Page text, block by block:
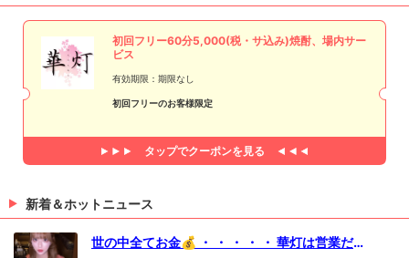
初回フリー60分5,000(税・サ込み)焼酎、場内サー
ビス
有効期限：期限なし
初回フリーのお客様限定
タップでクーポンを見る
新着＆ホットニュース
世の中全てお金💰 ・ ・ ・ ・ ・ 華灯は営業だ